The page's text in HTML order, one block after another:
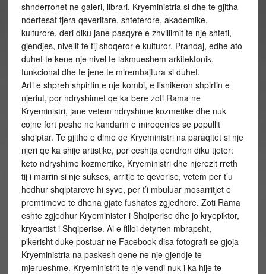
shnderrohet ne galeri, librari. Kryeministria si dhe te gjitha
ndertesat tjera qeveritare, shteterore, akademike,
kulturore, deri diku jane pasqyre e zhvillimit te nje shteti,
gjendjes, nivelit te tij shoqeror e kulturor. Prandaj, edhe ato
duhet te kene nje nivel te lakmueshem arkitektonik,
funkcional dhe te jene te mirembajtura si duhet.
Arti e shpreh shpirtin e nje kombi, e fisnikeron shpirtin e
njeriut, por ndryshimet qe ka bere zoti Rama ne
Kryeministri, jane vetem ndryshime kozmetike dhe nuk
cojne fort peshe ne kandarin e mireqenies se popullit
shqiptar. Te gjithe e dime qe Kryeministri na paraqitet si nje
njeri qe ka shije artistike, por ceshtja qendron diku tjeter:
keto ndryshime kozmertike, Kryeministri dhe njerezit rreth
tij i marrin si nje sukses, arritje te qeverise, vetem per t’u
hedhur shqiptareve hi syve, per t’i mbuluar mosarritjet e
premtimeve te dhena gjate fushates zgjedhore. Zoti Rama
eshte zgjedhur Kryeminister i Shqiperise dhe jo kryepiktor,
kryeartist i Shqiperise. Ai e filloi detyrten mbrapsht,
pikerisht duke postuar ne Facebook disa fotografi se gjoja
Kryeministria na paskesh qene ne nje gjendje te
mjerueshme. Kryeministrit te nje vendi nuk i ka hije te